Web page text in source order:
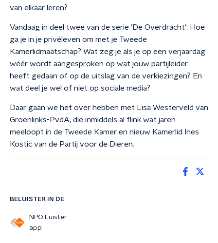
BELUISTER IN DE
NPO Luister
app
van elkaar leren?
Vandaag in deel twee van de serie 'De Overdracht': Hoe
ga je in je privéleven om met je Tweede
Kamerlidmaatschap? Wat zeg je als je op een verjaardag
wéér wordt aangesproken op wat jouw partijleider
heeft gedaan of op de uitslag van de verkiezingen? En
wat deel je wel of niet op sociale media?
Daar gaan we het over hebben met Lisa Westerveld van
Groenlinks-PvdA, die inmiddels al flink wat jaren
meeloopt in de Tweede Kamer en nieuw Kamerlid Ines
Kostic van de Partij voor de Dieren.